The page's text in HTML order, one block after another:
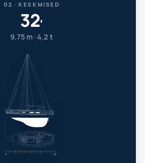
02 · KESKMISED
32′
9,75 m · 4,2 t